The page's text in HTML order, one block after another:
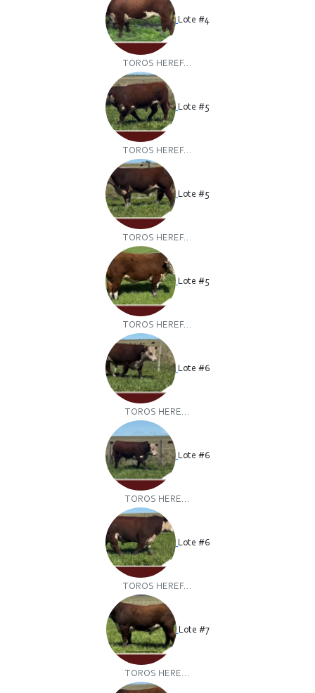
Lote #4
TOROS HEREF...
Lote #5
TOROS HEREF...
Lote #5
TOROS HEREF...
Lote #5
TOROS HEREF...
Lote #6
TOROS HERE...
Lote #6
TOROS HERE...
Lote #6
TOROS HEREF...
Lote #7
TOROS HERE...